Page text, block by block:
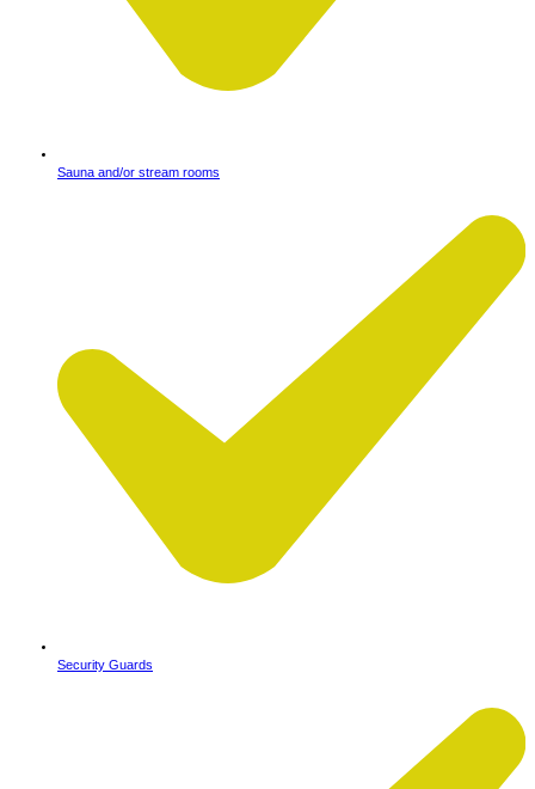
Sauna and/or stream rooms
Security Guards